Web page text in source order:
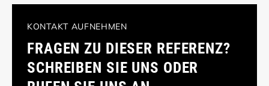
KONTAKT AUFNEHMEN
FRAGEN ZU DIESER REFERENZ?
SCHREIBEN SIE UNS ODER